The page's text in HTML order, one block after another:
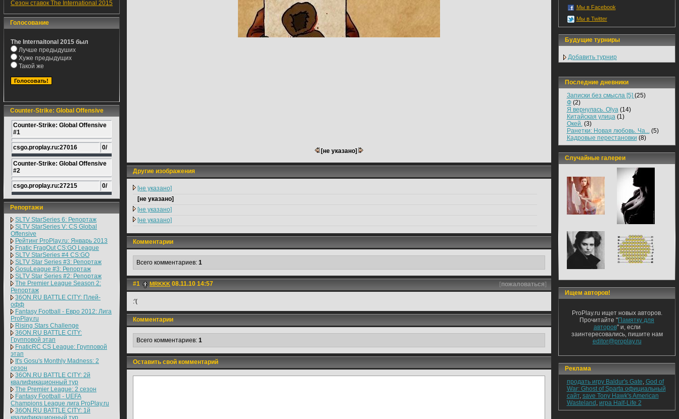
Сезон ставок The International 2015
Голосование
The Internaitonal 2015 был
Лучше предыдуших
Хуже предыдущих
Такой же
Counter-Strike: Global Offensive
Counter-Strike: Global Offensive
#1
csgo.proplay.ru:27016 0/
Counter-Strike: Global Offensive
#2
csgo.proplay.ru:27215 0/
Репортажи
SLTV StarSeries 6: Репортаж
SLTV StarSeries V: CS Global
Offensive
Рейтинг ProPlay.ru: Январь 2013
Fnatic FragOut CS:GO League
SLTV StarSeries #4 CS:GO
SLTV Star Series #3: Репортаж
GosuLeague #3: Репортаж
SLTV Star Series #2: Репортаж
The Premier League Season 2:
Репортаж
36ON.RU BATTLE CITY: Плей-
офф
Fantasy Football - Евро 2012: Лига
ProPlay.ru
Rising Stars Challenge
36ON.RU BATTLE CITY:
Групповой этап
FnaticRC CS League: Групповой
этап
It's Gosu's Monthly Madness: 2
сезон
36ON.RU BATTLE CITY: 2й
квалификационный тур
The Premier League: 2 cезон
Fantasy Football - UEFA
Champions League лига ProPlay.ru
36ON.RU BATTLE CITY: 1й
квалификационный тур
[не указано]
Другие изображения
[не указано]
[не указано]
[не указано]
[не указано]
Комментарии
Всего комментариев: 1
#1 MRKKK 08.11.10 14:57 [пожаловаться]
:'(
Комментарии
Всего комментариев: 1
Оставить свой комментарий
Мы в Facebook
Мы в Twitter
Будущие турниры
Добавить турнир
Последние дневники
Записки без смысла [5] (25)
Ф(2)
Я вернулась. Olya(14)
Китайская улица(1)
Окей.(3)
Ранетки: Новая любовь. Ча...(5)
Кадровые перестановки (8)
Случайные галереи
Ищем авторов!
ProPlay.ru ищет новых авторов.
Прочитайте "Памятку для
авторов" и, если
заинтересовались, пишите нам
editor@proplay.ru
Реклама
продать игру Baldur's Gate, God of
War: Ghost of Sparta официальный
сайт, save Tony Hawk's American
Wasteland , игра Half-Life 2